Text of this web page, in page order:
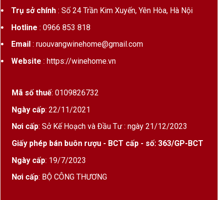
Trụ sở chính: Số 24 Trần Kim Xuyến, Yên Hòa, Hà Nội
Hotline : 0966 853 818
Email : ruouvangwinehome@gmail.com
Website : https://winehome.vn
Mã số thuế: 0109826732
Ngày cấp: 22/11/2021
Nơi cấp: Sở Kế Hoạch và Đầu Tư : ngày 21/12/2023
Giấy phép bán buôn rượu - BCT cấp - số: 363/GP-BCT
Ngày cấp: 19/7/2023
Nơi cấp: BỘ CÔNG THƯƠNG